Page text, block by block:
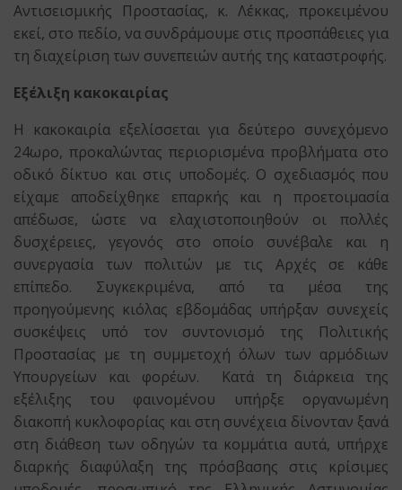
Αντισεισμικής Προστασίας, κ. Λέκκας, προκειμένου
εκεί, στο πεδίο, να συνδράμουμε στις προσπάθειες για
τη διαχείριση των συνεπειών αυτής της καταστροφής.
Εξέλιξη κακοκαιρίας
Η κακοκαιρία εξελίσσεται για δεύτερο συνεχόμενο
24ωρο, προκαλώντας περιορισμένα προβλήματα στο
οδικό δίκτυο και στις υποδομές. Ο σχεδιασμός που
είχαμε αποδείχθηκε επαρκής και η προετοιμασία
απέδωσε, ώστε να ελαχιστοποιηθούν οι πολλές
δυσχέρειες, γεγονός στο οποίο συνέβαλε και η
συνεργασία των πολιτών με τις Αρχές σε κάθε
επίπεδο. Συγκεκριμένα, από τα μέσα της
προηγούμενης κιόλας εβδομάδας υπήρξαν συνεχείς
συσκέψεις υπό τον συντονισμό της Πολιτικής
Προστασίας με τη συμμετοχή όλων των αρμόδιων
Υπουργείων και φορέων. Κατά τη διάρκεια της
εξέλιξης του φαινομένου υπήρξε οργανωμένη
διακοπή κυκλοφορίας και στη συνέχεια δίνονταν ξανά
στη διάθεση των οδηγών τα κομμάτια αυτά, υπήρχε
διαρκής διαφύλαξη της πρόσβασης στις κρίσιμες